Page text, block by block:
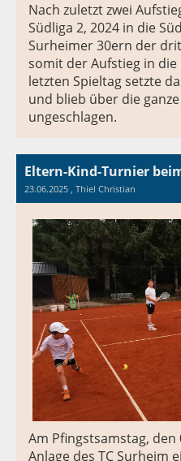
Nach zuletzt zwei
Südliga 2, 2024 in die
Surheimer 30ern der
somit der Aufstieg in die
letzten Spieltag setzte
und blieb über die
ungeschlagen.
23.06.2025 , Thiel Christian
Am Pfingstsamstag, den
Anlage des TC Surheim